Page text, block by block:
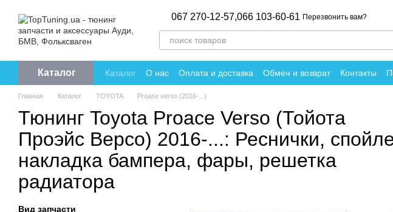
067 270-12-57,066 103-60-61 Перезвонить вам?
Каталог Каталог О нас Оплата и доставка Обмен и возврат Контакты
Политика конфиденциальности
Отзывы о магазине
Главная Каталог TOYOTA Proase verso (2016-...)
Тюнинг Toyota Proace Verso (Тойота
Проэйс Версо) 2016-...: Реснички,
накладка бампера, фары, решетка
радиатора
Вид запчасти